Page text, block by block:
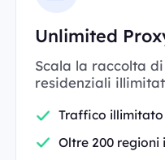
Unlimited
Scala la raccolta
residenziali
Traffico illimitato
Oltre 200